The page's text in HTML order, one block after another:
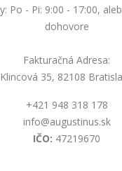
Po - Pi: 9:00 - 17:00,
dohovore
Fakturačná Adresa:
Klincová 35, 82108
+421 948 318 178
info@augustinus.sk
IČO: 47219670